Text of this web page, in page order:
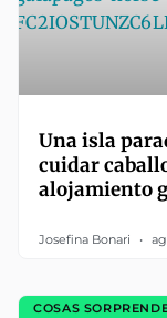
Una isla
cuidar
alojamiento
Josefina Bonari
COSAS